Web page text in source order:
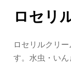
ロセリ
ロセリルクリ
す。水虫・い